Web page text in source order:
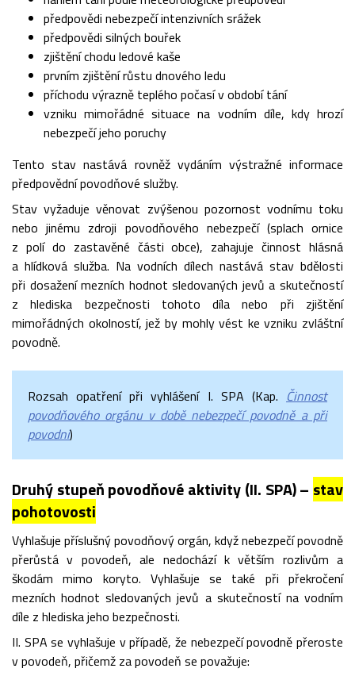
předpovědi nebezpečí intenzivních srážek
předpovědi silných bouřek
zjištění chodu ledové kaše
prvním zjištění růstu dnového ledu
příchodu výrazně teplého počasí v období tání
vzniku mimořádné situace na vodním díle, kdy hrozí
nebezpečí jeho poruchy
Tento stav nastává rovněž vydáním výstražné informace
předpovědní povodňové služby.
Stav vyžaduje věnovat zvýšenou pozornost vodnímu toku
nebo jinému zdroji povodňového nebezpečí (splach ornice
z polí do zastavěné části obce), zahajuje činnost hlásná
a hlídková služba. Na vodních dílech nastává stav bdělosti
při dosažení mezních hodnot sledovaných jevů a skutečností
z hlediska bezpečnosti tohoto díla nebo při zjištění
mimořádných okolností, jež by mohly vést ke vzniku zvláštní
povodně.
Rozsah opatření při vyhlášení I. SPA (Kap. Činnost
povodňového orgánu v době nebezpečí povodně a při
povodni)
Druhý stupeň povodňové aktivity (II. SPA) – stav
pohotovosti
Vyhlašuje příslušný povodňový orgán, když nebezpečí povodně
přerůstá v povodeň, ale nedochází k větším rozlivům a
škodám mimo koryto. Vyhlašuje se také při překročení
mezních hodnot sledovaných jevů a skutečností na vodním
díle z hlediska jeho bezpečnosti.
II. SPA se vyhlašuje v případě, že nebezpečí povodně přeroste
v povodeň, přičemž za povodeň se považuje: